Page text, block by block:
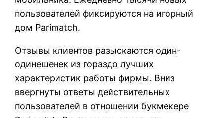
пользователей фиксируются на игорный
дом Parimatch.
Отзывы клиентов разыскаются один-
одинешенек из гораздо лучших
характеристик работы фирмы. Вниз
ввергнуты ответы действительных
пользователей в отношении букмекере